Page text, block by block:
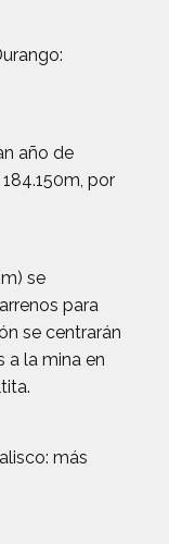
año de
por
se
para
se centrarán
a la mina en
más